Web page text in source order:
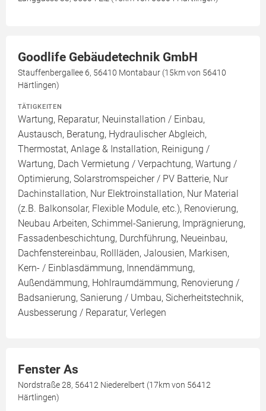
Goodlife Gebäudetechnik GmbH
Stauffenbergallee 6, 56410 Montabaur (15km von 56410
Härtlingen)
TÄTIGKEITEN
Wartung, Reparatur, Neuinstallation / Einbau,
Austausch, Beratung, Hydraulischer Abgleich,
Thermostat, Anlage & Installation, Reinigung /
Wartung, Dach Vermietung / Verpachtung, Wartung /
Optimierung, Solarstromspeicher / PV Batterie, Nur
Dachinstallation, Nur Elektroinstallation, Nur Material
(z.B. Balkonsolar, Flexible Module, etc.), Renovierung,
Neubau Arbeiten, Schimmel-Sanierung, Imprägnierung,
Fassadenbeschichtung, Durchführung, Neueinbau,
Dachfenstereinbau, Rollläden, Jalousien, Markisen,
Kern- / Einblasdämmung, Innendämmung,
Außendämmung, Hohlraumdämmung, Renovierung /
Badsanierung, Sanierung / Umbau, Sicherheitstechnik,
Ausbesserung / Reparatur, Verlegen
Fenster As
Nordstraße 28, 56412 Niederelbert (17km von 56412
Härtlingen)